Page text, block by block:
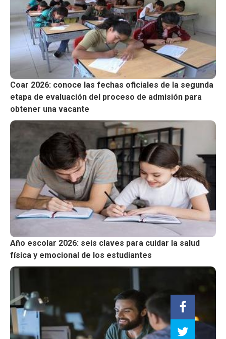
Coar 2026: conoce las fechas oficiales de la segunda
etapa de evaluación del proceso de admisión para
obtener una vacante
Año escolar 2026: seis claves para cuidar la salud
física y emocional de los estudiantes